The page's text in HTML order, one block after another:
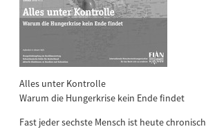
Alles unter Kontrolle
Warum die Hungerkrise kein Ende findet
Fast jeder sechste Mensch ist heute